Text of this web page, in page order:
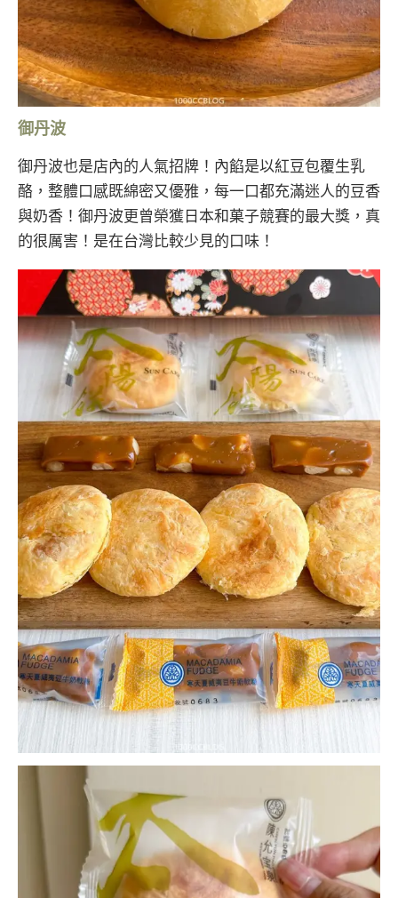
御丹波
御丹波也是店內的人氣招牌！內餡是以紅豆包覆生乳
酪，整體口感既綿密又優雅，每一口都充滿迷人的豆香
與奶香！御丹波更曾榮獲日本和菓子競賽的最大獎，真
的很厲害！是在台灣比較少見的口味！